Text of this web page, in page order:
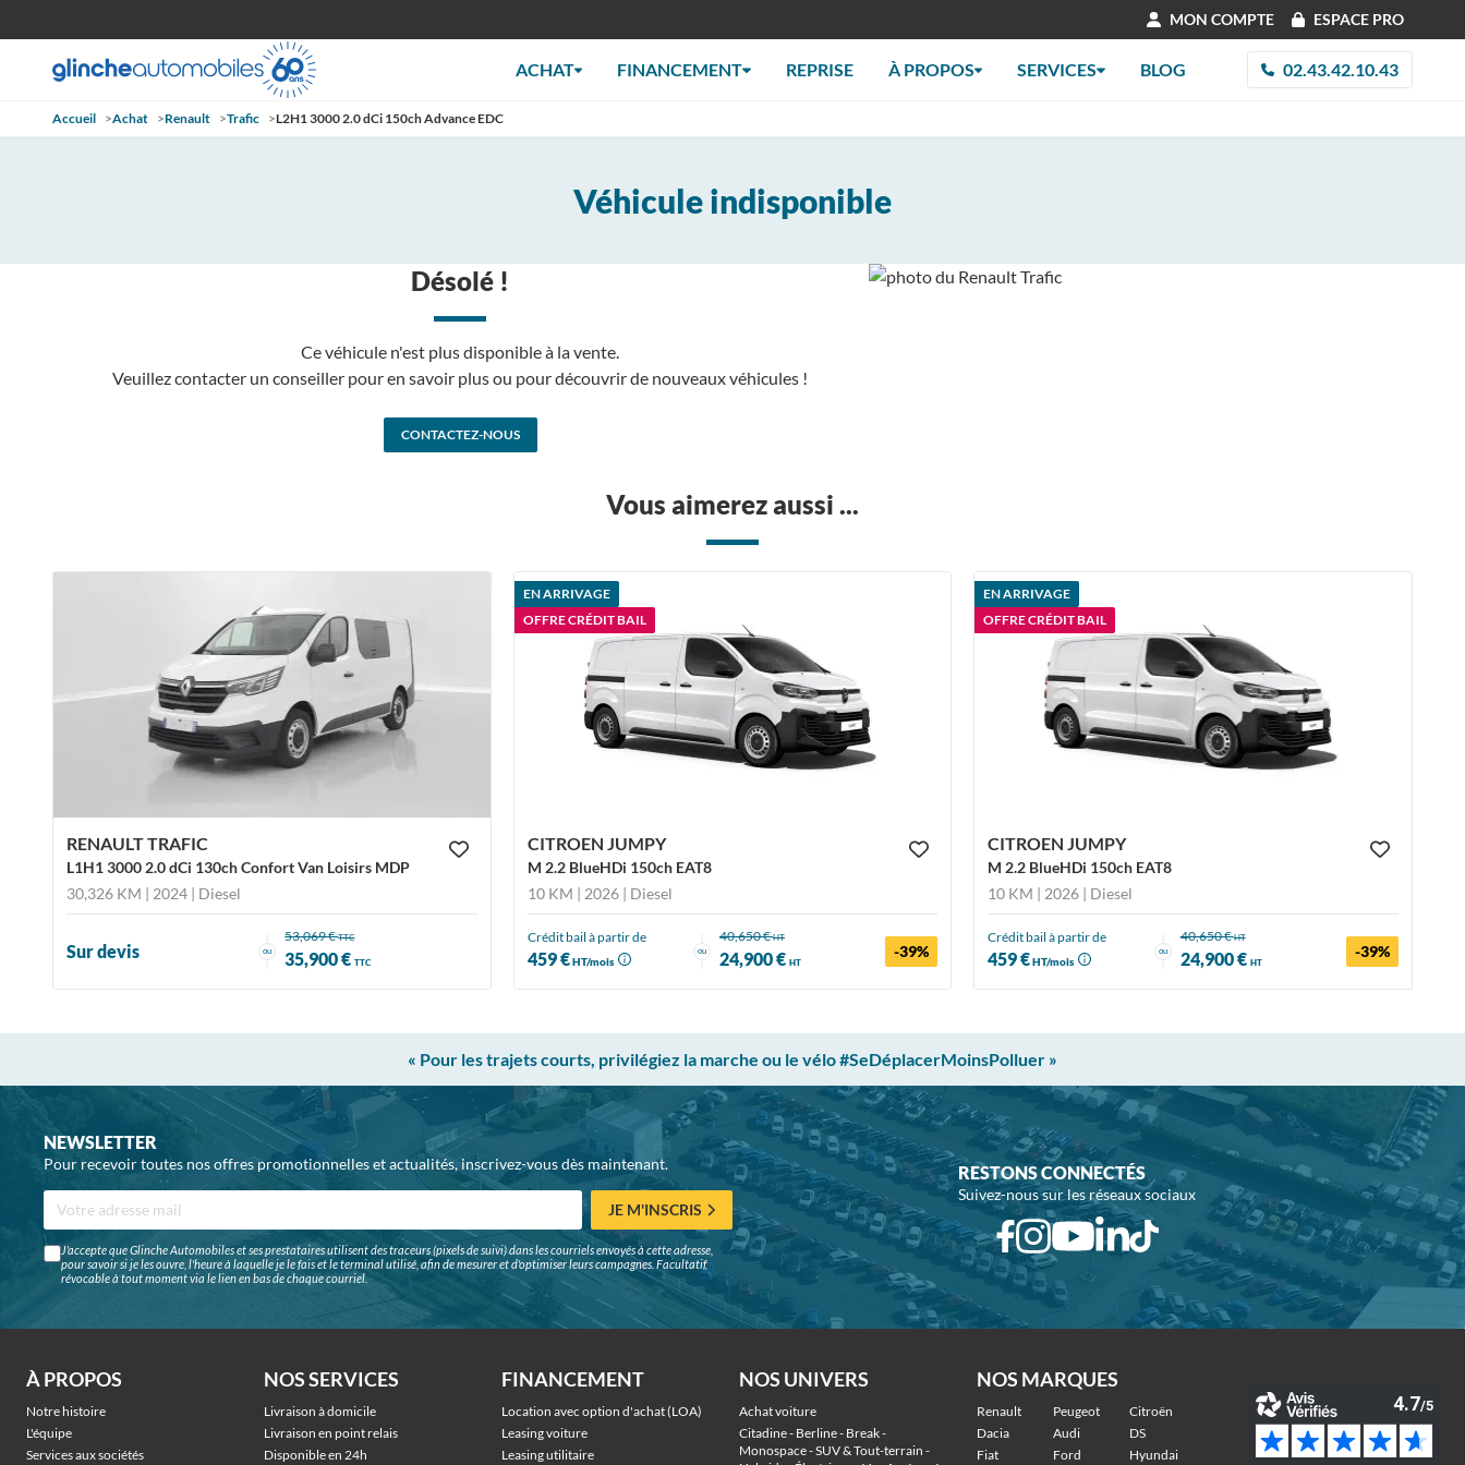
MON COMPTE ESPACE PRO
ACHAT FINANCEMENT REPRISE À PROPOS SERVICES BLOG 02.43.42.10.43
Accueil >Achat >Renault >Trafic >L2H1 3000 2.0 dCi 150ch Advance EDC
Véhicule indisponible
Désolé !
Ce véhicule n'est plus disponible à la vente.
Veuillez contacter un conseiller pour en savoir plus ou pour découvrir de nouveaux véhicules !
CONTACTEZ-NOUS
Vous aimerez aussi ...
RENAULT TRAFIC
L1H1 3000 2.0 dCi 130ch Confort Van Loisirs MDP
30,326 KM | 2024 | Diesel
Sur devis ou
53,069 €TTC
35,900 €TTC
EN ARRIVAGE
OFFRE CRÉDIT BAIL
CITROEN JUMPY
M 2.2 BlueHDi 150ch EAT8
10 KM | 2026 | Diesel
Crédit bail à partir de
459 €HT/mois
ou
40,650 €HT
24,900 € HT
-39%
EN ARRIVAGE
OFFRE CRÉDIT BAIL
CITROEN JUMPY
M 2.2 BlueHDi 150ch EAT8
10 KM | 2026 | Diesel
Crédit bail à partir de
459 €HT/mois
ou
40,650 €HT
24,900 € HT
-39%
« Pour les trajets courts, privilégiez la marche ou le vélo #SeDéplacerMoinsPolluer »
NEWSLETTER
Pour recevoir toutes nos offres promotionnelles et actualités, inscrivez-vous dès maintenant.
JE M'INSCRIS
J'accepte que Glinche Automobiles et ses prestataires utilisent des traceurs (pixels de suivi) dans les courriels envoyés à cette adresse,
pour savoir si je les ouvre, l'heure à laquelle je le fais et le terminal utilisé, afin de mesurer et d'optimiser leurs campagnes. Facultatif,
révocable à tout moment via le lien en bas de chaque courriel.
RESTONS CONNECTÉS
Suivez-nous sur les réseaux sociaux
À PROPOS
Notre histoire
L'équipe
Services aux sociétés
NOS SERVICES
Livraison à domicile
Livraison en point relais
Disponible en 24h
FINANCEMENT
Location avec option d'achat (LOA)
Leasing voiture
Leasing utilitaire
NOS UNIVERS
Achat voiture
Citadine - Berline - Break -
Monospace - SUV & Tout-terrain -
NOS MARQUES
Renault Peugeot
Citroën
Dacia
Audi
DS
Fiat
Ford Hyundai